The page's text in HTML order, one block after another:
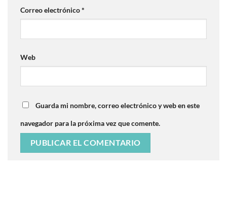
Correo electrónico*
Web
Guarda mi nombre, correo electrónico y web en este
navegador para la próxima vez que comente.